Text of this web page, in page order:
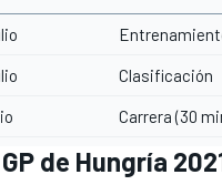
Clasificación
Carrera (30
de Hungría